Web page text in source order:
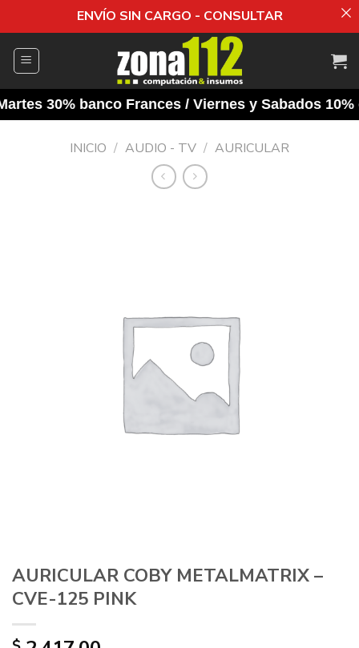
ENVÍO SIN CARGO - CONSULTAR
30% banco Frances / Viernes y Sabados 10%
INICIO / AUDIO - TV / AURICULAR
AURICULAR COBY METALMATRIX –
CVE-125 PINK